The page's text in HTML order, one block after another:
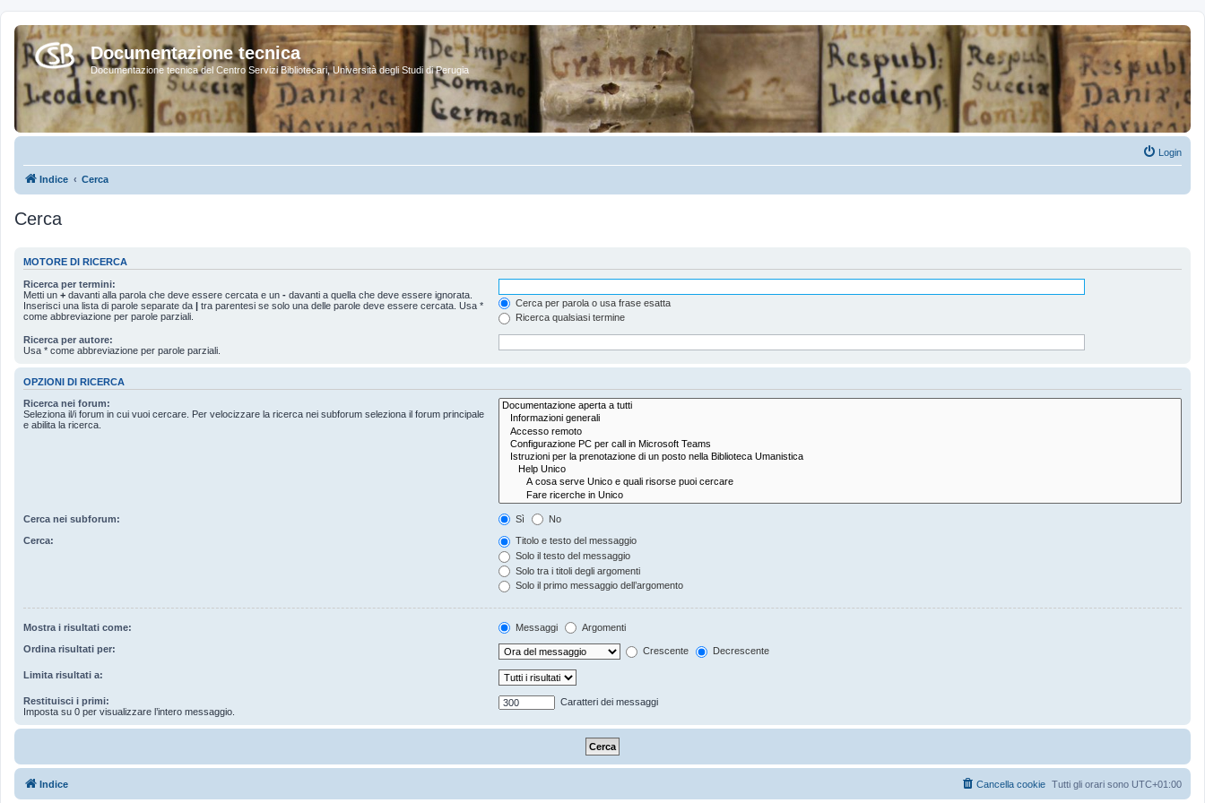
Documentazione tecnica
Documentazione tecnica del Centro Servizi Bibliotecari, Università degli Studi di Perugia
Login
Indice Cerca
Cerca
MOTORE DI RICERCA
Ricerca per termini:
Metti un + davanti alla parola che deve essere cercata e un - davanti a quella che deve essere ignorata.
Inserisci una lista di parole separate da | tra parentesi se solo una delle parole deve essere cercata. Usa *
come abbreviazione per parole parziali.
Cerca per parola o usa frase esatta
Ricerca qualsiasi termine
Ricerca per autore:
Usa * come abbreviazione per parole parziali.
OPZIONI DI RICERCA
Ricerca nei forum:
Seleziona il/i forum in cui vuoi cercare. Per velocizzare la ricerca nei subforum seleziona il forum principale
e abilita la ricerca.
Cerca nei subforum: Sì No
Cerca:
Titolo e testo del messaggio
Solo il testo del messaggio
Solo tra i titoli degli argomenti
Solo il primo messaggio dell’argomento
Mostra i risultati come: Messaggi Argomenti
Ordina risultati per: Crescente Decrescente
Limita risultati a:
Restituisci i primi:
Imposta su 0 per visualizzare l’intero messaggio.
Caratteri dei messaggi
Indice Tutti gli orari sono UTC+01:00
Cancella cookie